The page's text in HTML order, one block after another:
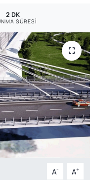
2 DK
SÜRESI
A- A+